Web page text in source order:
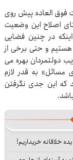
فوق العاده پیش روی
اصلاح این وضعیت
در چنین فضایی
و حتی برخی از
دولتمردان بهره می
مسائل» به قدر لازم
این جدی نگرفتن
خلاقانه خریداریم!